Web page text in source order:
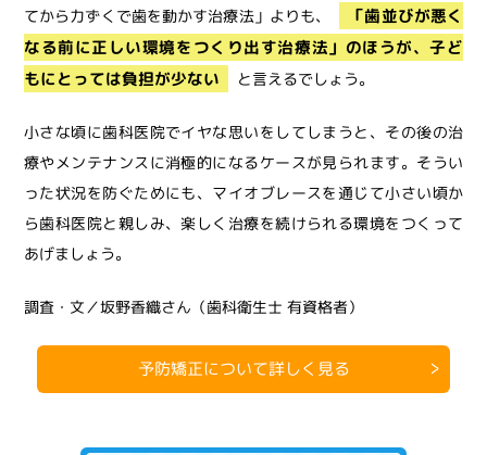
てから力ずくで歯を動かす治療法」よりも、
「歯並びが悪く
なる前に正しい環境をつくり出す治療法」のほうが、子ど
もにとっては負担が少ない
と言えるでしょう。
小さな頃に歯科医院でイヤな思いをしてしまうと、その後の治
療やメンテナンスに消極的になるケースが見られます。そうい
った状況を防ぐためにも、マイオブレースを通じて小さい頃か
ら歯科医院と親しみ、楽しく治療を続けられる環境をつくって
あげましょう。
調査・文／坂野香織さん（歯科衛生士 有資格者）
予防矯正について詳しく見る